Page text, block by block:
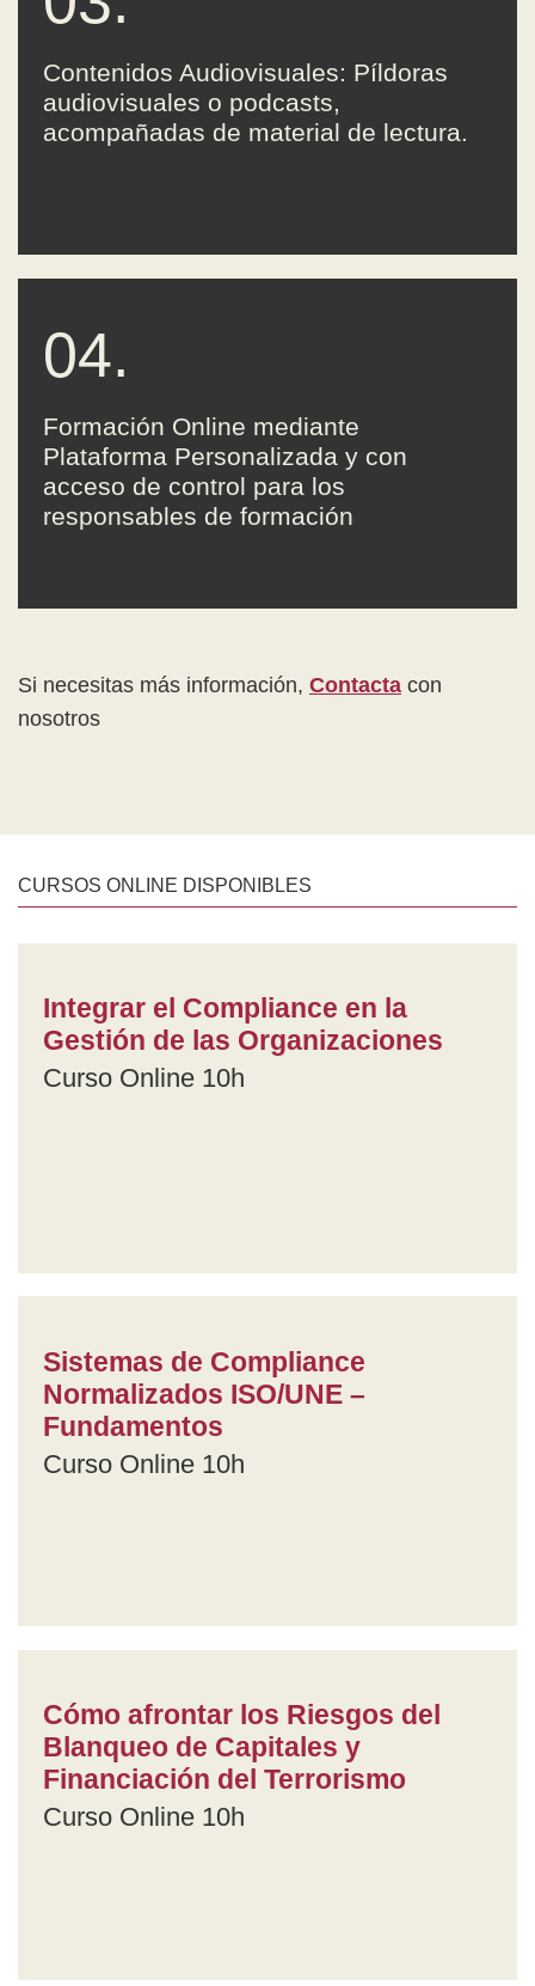
Contenidos Audiovisuales: Píldoras
audiovisuales o podcasts,
acompañadas de material de lectura.
04.
Formación Online mediante
Plataforma Personalizada y con
acceso de control para los
responsables de formación
Si necesitas más información, Contacta con
nosotros
CURSOS ONLINE DISPONIBLES
Integrar el Compliance en la
Gestión de las Organizaciones
Curso Online 10h
Sistemas de Compliance
Normalizados ISO/UNE –
Fundamentos
Curso Online 10h
Cómo afrontar los Riesgos del
Blanqueo de Capitales y
Financiación del Terrorismo
Curso Online 10h